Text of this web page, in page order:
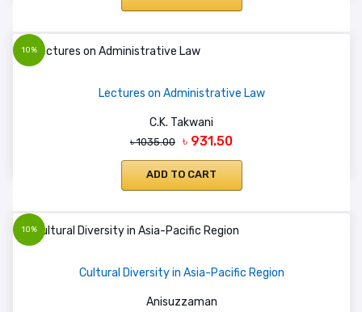
10%
Lectures on Administrative Law
C.K. Takwani
৳ 1035.00 ৳ 931.50
ADD TO CART
10%
Cultural Diversity in Asia-Pacific Region
Anisuzzaman